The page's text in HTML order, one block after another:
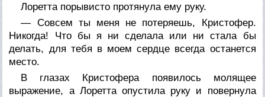
Лоретта порывисто протянула ему руку.
— Совсем ты меня не потеряешь, Кристофер.
Никогда! Что бы я ни сделала или ни стала бы
делать, для тебя в моем сердце всегда останется
место.
В глазах Кристофера появилось молящее
выражение, а Лоретта опустила руку и повернула